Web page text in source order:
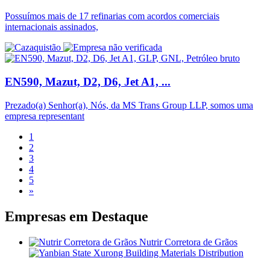
Possuímos mais de 17 refinarias com acordos comerciais
internacionais assinados,
EN590, Mazut, D2, D6, Jet A1, ...
Prezado(a) Senhor(a), Nós, da MS Trans Group LLP, somos uma
empresa representant
1
2
3
4
5
»
Empresas em Destaque
Nutrir Corretora de Grãos